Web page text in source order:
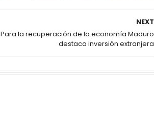
NEXT
Para la recuperación de la economía Maduro
destaca inversión extranjera